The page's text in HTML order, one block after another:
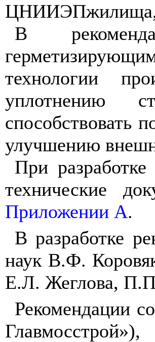
В
технологии
уплотнению
способствовать
улучшению
При
технические
Приложении А.
В разработке
наук В.Ф.
Е.Л. Жеглова,
Рекомендации